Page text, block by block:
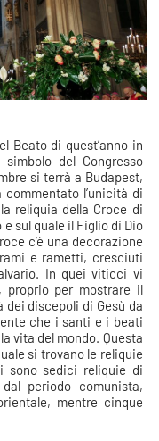
Beato di quest’anno in
del Congresso
si terrà a Budapest,
commentato l’unicità di
reliquia della Croce di
sul quale il Figlio di Dio
c’è una decorazione
e rametti, cresciuti
In quei viticci vi
per mostrare il
dei discepoli di Gesù da
che i santi e i beati
vita del mondo. Questa
si trovano le reliquie
sono sedici reliquie di
periodo comunista,
mentre cinque